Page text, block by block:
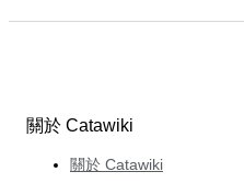
關於 Catawiki
關於 Catawiki